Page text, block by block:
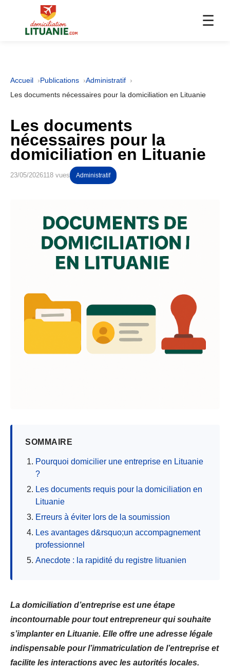
☰
Accueil Publications
Administratif
Les documents nécessaires pour la domiciliation en Lituanie
Les documents
nécessaires pour la
domiciliation en Lituanie
23/05/2026118 vues Administratif
SOMMAIRE
Pourquoi domicilier une entreprise en Lituanie
?
Les documents requis pour la domiciliation en
Lituanie
Erreurs à éviter lors de la soumission
Les avantages d&rsquo;un accompagnement
professionnel
Anecdote : la rapidité du registre lituanien
La domiciliation d’entreprise est une étape
incontournable pour tout entrepreneur qui souhaite
s’implanter en Lituanie. Elle offre une adresse légale
indispensable pour l’immatriculation de l’entreprise et
facilite les interactions avec les autorités locales.